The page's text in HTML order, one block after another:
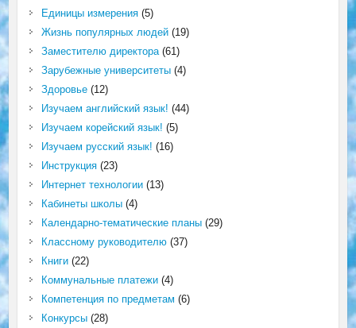
Единицы измерения(5)
Жизнь популярных людей(19)
Заместителю директора(61)
Зарубежные университеты(4)
Здоровье(12)
Изучаем английский язык! (44)
Изучаем корейский язык! (5)
Изучаем русский язык! (16)
Инструкция(23)
Интернет технологии(13)
Кабинеты школы(4)
Календарно-тематические планы(29)
Классному руководителю(37)
Книги(22)
Коммунальные платежи(4)
Компетенция по предметам (6)
Конкурсы(28)